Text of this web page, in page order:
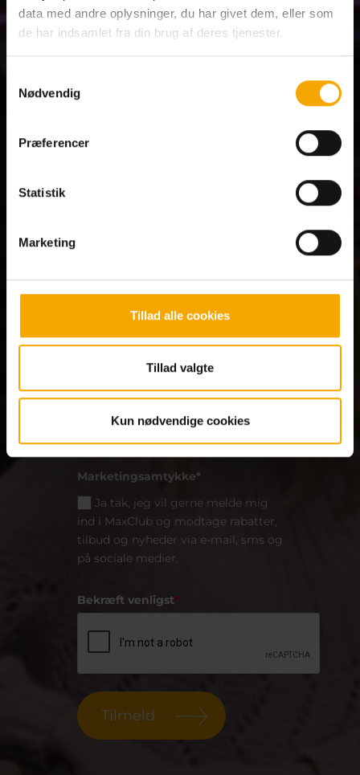
data med andre oplysninger, du har givet dem, eller som
de har indsamlet fra din brug af deres tjenester.
Nødvendig
Præferencer
Statistik
Marketing
Tillad alle cookies
Tillad valgte
Kun nødvendige cookies
Mere sjov iMaxClub
25% genkøbsrabat på Big Time Grillbuffet
Primær Center*
Marketingsamtykke*
Ja tak, jeg vil gerne melde mig
ind i MaxClub og modtage rabatter,
tilbud og nyheder via e-mail, sms og
på sociale medier.
Bekræft venligst*
Tilmeld